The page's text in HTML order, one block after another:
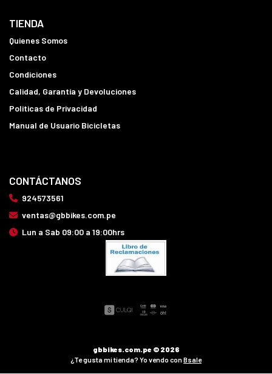
TIENDA
Quienes Somos
Contacto
Condiciones
Calidad, Garantía y Devoluciones
Politicas de Privacidad
Manual de Usuario Bicicletas
CONTÁCTANOS
924573561
ventas@gbbikes.com.pe
Lun a Sab 09:00 a 19:00hrs
gbbikes.com.pe © 2026
¿Te gusta mi tienda? Yo vendo conBsale